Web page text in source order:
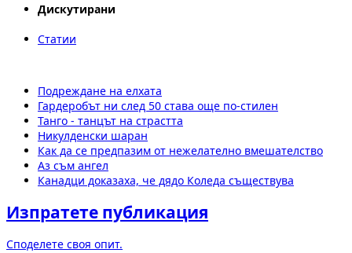
Дискутирани
Статии
Подреждане на елхата
Гардеробът ни след 50 става още по-стилен
Танго - танцът на страстта
Никулденски шаран
Как да се предпазим от нежелателно вмешателство
Аз съм ангел
Канадци доказаха, че дядо Коледа съществува
Изпратете публикация
Споделете своя опит.